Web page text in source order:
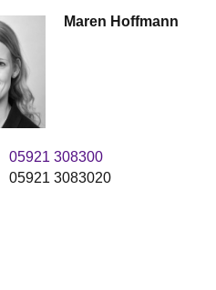
Maren Hoffmann
05921 308300
05921 3083020